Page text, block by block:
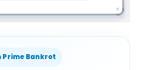
Prime Bankrot